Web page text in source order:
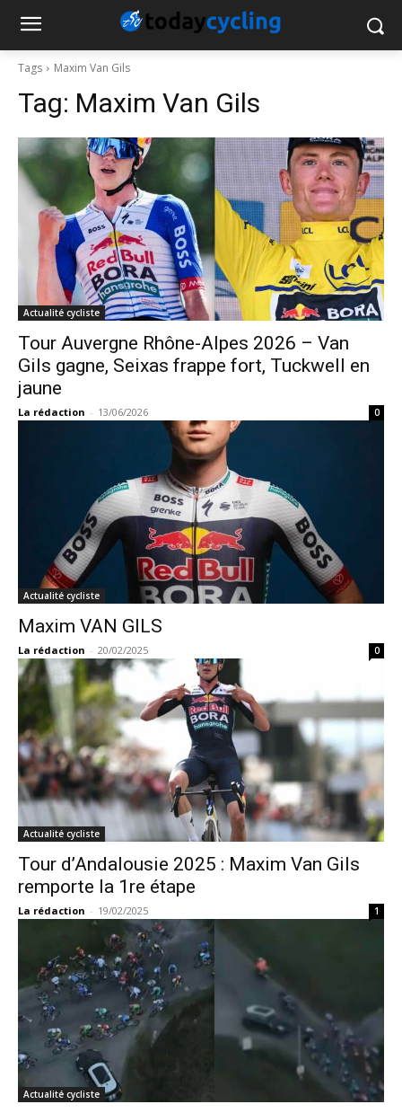
Tags Maxim Van Gils
Tag: Maxim Van Gils
Actualité cycliste
Tour Auvergne Rhône-Alpes 2026 – Van
Gils gagne, Seixas frappe fort, Tuckwell en
jaune
La rédaction - 13/06/2026 0
Actualité cycliste
Maxim VAN GILS
La rédaction - 20/02/2025 0
Actualité cycliste
Tour d’Andalousie 2025 : Maxim Van Gils
remporte la 1re étape
La rédaction - 19/02/2025 1
Actualité cycliste